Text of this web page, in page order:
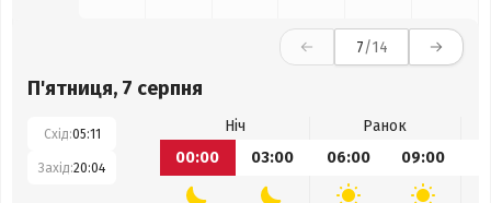
7/14
П'ятниця, 7 серпня
Схід:05:11
Захід:20:04
Ніч
Ранок
00:00
03:00 06:00 09:00